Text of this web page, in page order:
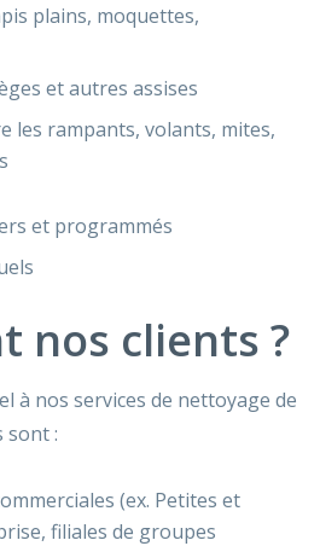
plains, moquettes,
et autres assises
les rampants, volants, mites,
et programmés
nos clients ?
à nos services de nettoyage de
sont :
(ex. Petites et
filiales de groupes